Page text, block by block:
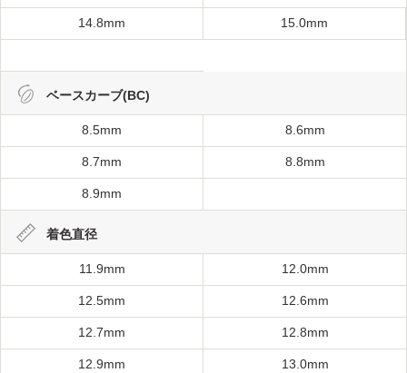
14.8mm 15.0mm
ベースカーブ(BC)
8.5mm 8.6mm
8.7mm 8.8mm
8.9mm
着色直径
11.9mm 12.0mm
12.5mm 12.6mm
12.7mm 12.8mm
12.9mm 13.0mm